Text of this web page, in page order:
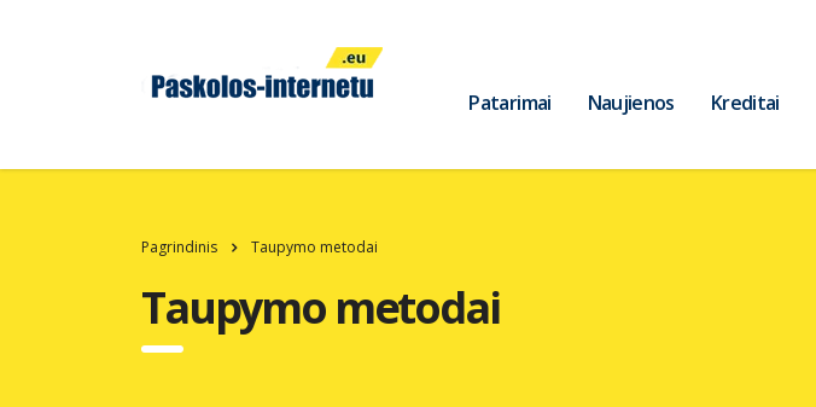
Patarimai Naujienos Kreditai
Pagrindinis Taupymo metodai
Taupymo metodai